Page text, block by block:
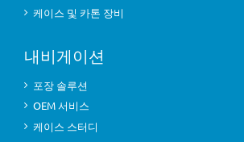
케이스 및 카톤 장비
내비게이션
포장 솔루션
OEM 서비스
케이스 스터디